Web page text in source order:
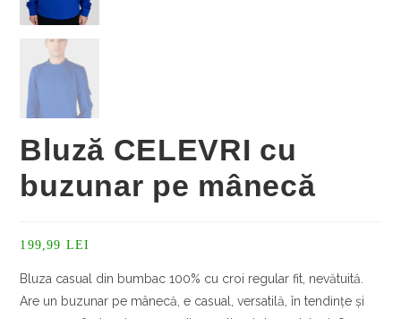
Bluză CELEVRI cu
buzunar pe mânecă
199,99 LEI
Bluza casual din bumbac 100% cu croi regular fit, nevătuită.
Are un buzunar pe mânecă, e casual, versatilă, în tendințe și